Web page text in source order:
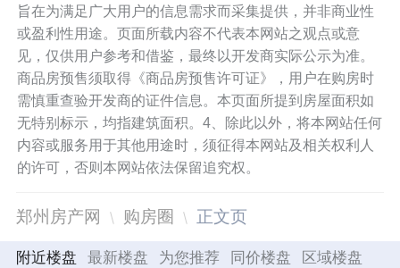
旨在为满足广大用户的信息需求而采集提供，并非商业性
或盈利性用途。页面所载内容不代表本网站之观点或意
见，仅供用户参考和借鉴，最终以开发商实际公示为准。
商品房预售须取得《商品房预售许可证》，用户在购房时
需慎重查验开发商的证件信息。本页面所提到房屋面积如
无特别标示，均指建筑面积。4、除此以外，将本网站任何
内容或服务用于其他用途时，须征得本网站及相关权利人
的许可，否则本网站依法保留追究权。
郑州房产网 购房圈 正文页
附近楼盘 最新楼盘 为您推荐 同价楼盘 区域楼盘